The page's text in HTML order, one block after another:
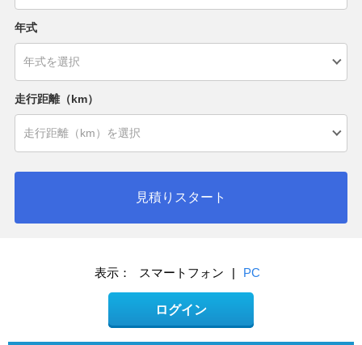
年式
走行距離（km）
見積りスタート
表示： スマートフォン | PC
ログイン